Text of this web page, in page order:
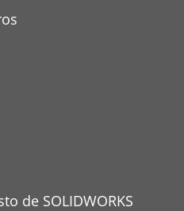
de SOLIDWORKS